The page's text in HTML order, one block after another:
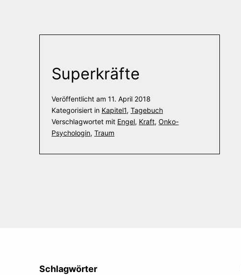
Superkräfte
Veröffentlicht am 11. April 2018
Kategorisiert in Kapitel1, Tagebuch
Verschlagwortet mit Engel, Kraft, Onko-
Psychologin, Traum
Schlagwörter